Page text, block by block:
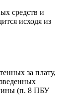
средств и
исходя из
за плату,
(п. 8 ПБУ